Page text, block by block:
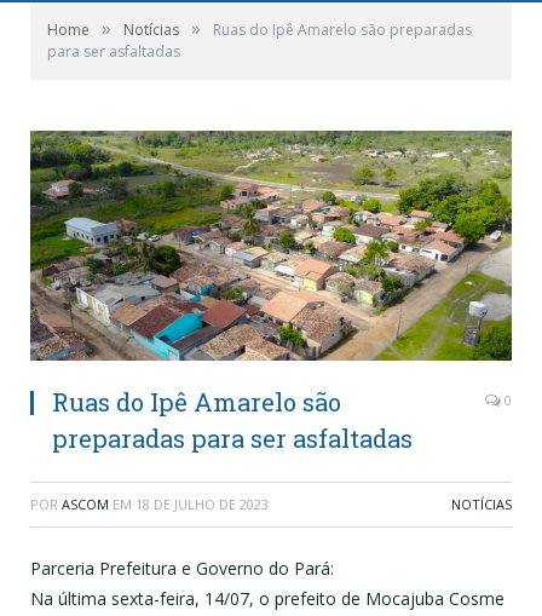
Home » Notícias »
Ruas do Ipê Amarelo são preparadas
para ser asfaltadas
Ruas do Ipê Amarelo são
preparadas para ser asfaltadas
0
POR ASCOM EM 18 DE JULHO DE 2023 NOTÍCIAS
Parceria Prefeitura e Governo do Pará:
Na última sexta-feira, 14/07, o prefeito de Mocajuba Cosme